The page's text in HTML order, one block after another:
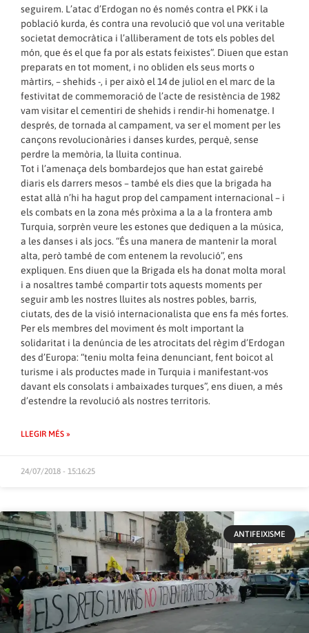
seguirem. L’atac d’Erdogan no és només contra el PKK i la
població kurda, és contra una revolució que vol una veritable
societat democràtica i l’alliberament de tots els pobles del
món, que és el que fa por als estats feixistes”. Diuen que estan
preparats en tot moment, i no obliden els seus morts o
màrtirs, – shehids -, i per això el 14 de juliol en el marc de la
festivitat de commemoració de l’acte de resistència de 1982
vam visitar el cementiri de shehids i rendir-hi homenatge. I
després, de tornada al campament, va ser el moment per les
cançons revolucionàries i danses kurdes, perquè, sense
perdre la memòria, la lluita continua.
Tot i l’amenaça dels bombardejos que han estat gairebé
diaris els darrers mesos – també els dies que la brigada ha
estat allà n’hi ha hagut prop del campament internacional – i
els combats en la zona més pròxima a la a la frontera amb
Turquia, sorprèn veure les estones que dediquen a la música,
a les danses i als jocs. “És una manera de mantenir la moral
alta, però també de com entenem la revolució”, ens
expliquen. Ens diuen que la Brigada els ha donat molta moral
i a nosaltres també compartir tots aquests moments per
seguir amb les nostres lluites als nostres pobles, barris,
ciutats, des de la visió internacionalista que ens fa més fortes.
Per els membres del moviment és molt important la
solidaritat i la denúncia de les atrocitats del règim d’Erdogan
des d’Europa: “teniu molta feina denunciant, fent boicot al
turisme i als productes made in Turquia i manifestant-vos
davant els consolats i ambaixades turques”, ens diuen, a més
d’estendre la revolució als nostres territoris.
LLEGIR MÉS »
24/07/2018 - 15:16:25
ANTIFEIXISME